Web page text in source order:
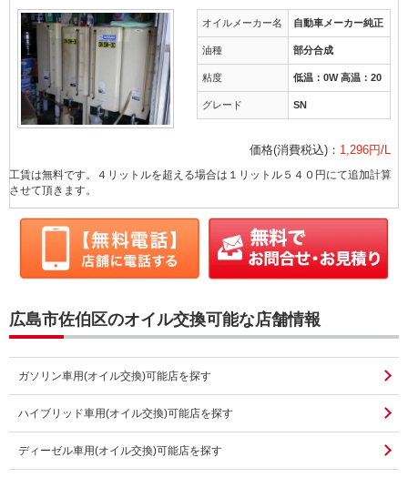
オイルメーカー名 自動車メーカー純正
油種 部分合成
粘度 低温：0W 高温：20
グレード SN
価格(消費税込)： 1,296円/L
工賃は無料です。４リットルを超える場合は１リットル５４０円にて追加計算
させて頂きます。
広島市佐伯区のオイル交換可能な店舗情報
ガソリン車用(オイル交換)可能店を探す
ハイブリッド車用(オイル交換)可能店を探す
ディーゼル車用(オイル交換)可能店を探す